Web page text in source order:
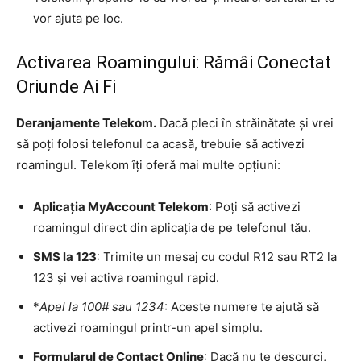
vor ajuta pe loc.
Activarea Roamingului: Rămâi Conectat
Oriunde Ai Fi
Deranjamente Telekom. Dacă pleci în străinătate și vrei
să poți folosi telefonul ca acasă, trebuie să activezi
roamingul. Telekom îți oferă mai multe opțiuni:
Aplicația MyAccount Telekom: Poți să activezi
roamingul direct din aplicația de pe telefonul tău.
SMS la 123: Trimite un mesaj cu codul R12 sau RT2 la
123 și vei activa roamingul rapid.
*Apel la 100# sau 1234: Aceste numere te ajută să
activezi roamingul printr-un apel simplu.
Formularul de Contact Online: Dacă nu te descurci,